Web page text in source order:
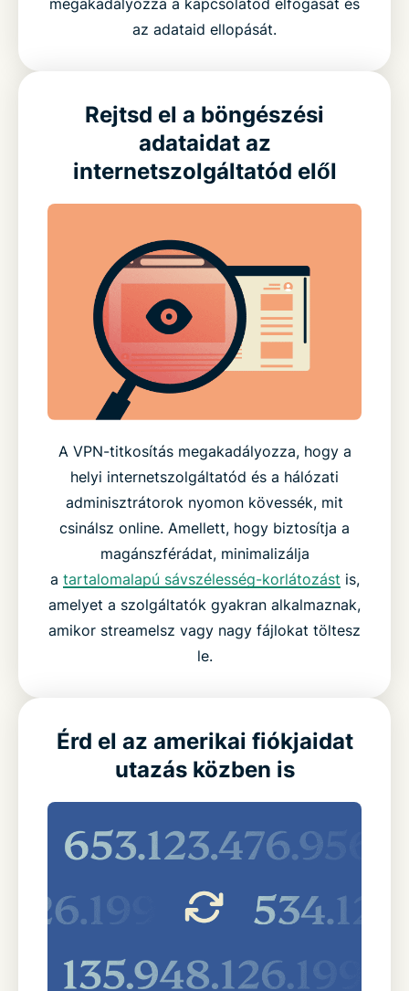
az adataid ellopását.
Rejtsd el a böngészési
adataidat az
internetszolgáltatód elől
A VPN-titkosítás megakadályozza, hogy a
helyi internetszolgáltatód és a hálózati
adminisztrátorok nyomon kövessék, mit
csinálsz online. Amellett, hogy biztosítja a
magánszférádat, minimalizálja
a tartalomalapú sávszélesség-korlátozást is,
amelyet a szolgáltatók gyakran alkalmaznak,
amikor streamelsz vagy nagy fájlokat töltesz
le.
Érd el az amerikai fiókjaidat
utazás közben is